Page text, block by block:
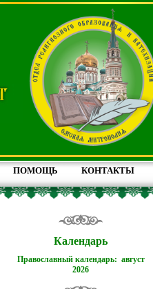
ПОМОЩЬ КОНТАКТЫ
Календарь
Православный календарь: август
2026